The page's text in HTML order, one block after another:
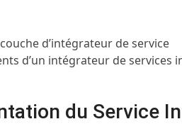
d’intégrateur de service
d’un intégrateur de services
du Service